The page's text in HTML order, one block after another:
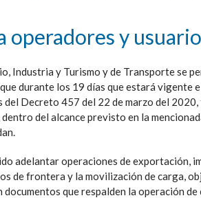
operadores y
Industria y Turismo y de Transporte se
durante los 19 días que estará
Decreto 457 del 22 de marzo del
del alcance previsto en la
adelantar operaciones de exportación,
de frontera y la movilización de carga,
documentos que respalden la operación